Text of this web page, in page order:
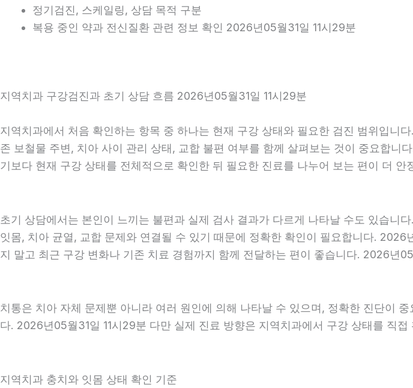
정기검진, 스케일링, 상담 목적 구분
복용 중인 약과 전신질환 관련 정보 확인 2026년05월31일 11시29분
지역치과 구강검진과 초기 상담 흐름 2026년05월31일 11시29분
지역치과에서 처음 확인하는 항목 중 하나는 현재 구강 상태와 필요한 검진 범위입니
존 보철물 주변, 치아 사이 관리 상태, 교합 불편 여부를 함께 살펴보는 것이 중요합
기보다 현재 구강 상태를 전체적으로 확인한 뒤 필요한 진료를 나누어 보는 편이 더
초기 상담에서는 본인이 느끼는 불편과 실제 검사 결과가 다르게 나타날 수도 있습
잇몸, 치아 균열, 교합 문제와 연결될 수 있기 때문에 정확한 확인이 필요합니다.
지 말고 최근 구강 변화나 기존 치료 경험까지 함께 전달하는 편이 좋습니다. 2026년
치통은 치아 자체 문제뿐 아니라 여러 원인에 의해 나타날 수 있으며, 정확한 진단이
다. 2026년05월31일 11시29분 다만 실제 진료 방향은 지역치과에서 구강 상태를 직
지역치과 충치와 잇몸 상태 확인 기준